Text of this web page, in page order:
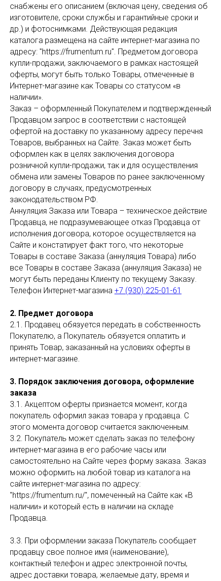
снабжены его описанием (включая цену, сведения об
изготовителе, сроки службы и гарантийные сроки и
др.) и фотоснимками. Действующая редакция
каталога размещена на сайте интернет-магазина по
адресу: "https://frumentum.ru". Предметом договора
купли-продажи, заключаемого в рамках настоящей
оферты, могут быть только Товары, отмеченные в
Интернет-магазине как Товары со статусом «в
наличии».
Заказ – оформленный Покупателем и подтвержденный
Продавцом запрос в соответствии с настоящей
офертой на доставку по указанному адресу перечня
Товаров, выбранных на Сайте. Заказ может быть
оформлен как в целях заключения договора
розничной купли-продажи, так и для осуществления
обмена или замены Товаров по ранее заключенному
договору в случаях, предусмотренных
законодательством РФ.
Аннуляция Заказа или Товара – техническое действие
Продавца, не подразумевающее отказ Продавца от
исполнения договора, которое осуществляется на
Сайте и констатирует факт того, что некоторые
Товары в составе Заказа (аннуляция Товара) либо
все Товары в составе Заказа (аннуляция Заказа) не
могут быть переданы Клиенту по текущему Заказу.
Телефон Интернет-магазина +7 (930) 225-01-61
2. Предмет договора
2.1. Продавец обязуется передать в собственность
Покупателю, а Покупатель обязуется оплатить и
принять Товар, заказанный на условиях оферты в
интернет-магазине.
3. Порядок заключения договора, оформление
заказа
3.1. Акцептом оферты признается момент, когда
покупатель оформил заказ товара у продавца. С
этого момента договор считается заключенным.
3.2. Покупатель может сделать заказ по телефону
интернет-магазина в его рабочие часы или
самостоятельно на Сайте через форму заказа. Заказ
можно оформить на любой товар из каталога на
сайте интернет-магазина по адресу:
"https://frumentum.ru/", помеченный на Сайте как «В
наличии» и который есть в наличии на складе
Продавца.
3.3. При оформлении заказа Покупатель сообщает
продавцу свое полное имя (наименование),
контактный телефон и адрес электронной почты,
адрес доставки товара, желаемые дату, время и